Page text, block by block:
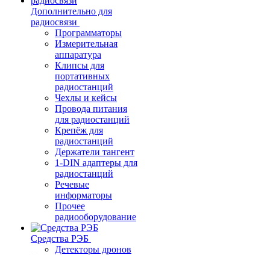
Дополнительно для
радиосвязи
Программаторы
Измерительная
аппаратура
Клипсы для
портативных
радиостанций
Чехлы и кейсы
Провода питания
для радиостанций
Крепёж для
радиостанций
Держатели тангент
1-DIN адаптеры для
радиостанций
Речевые
информаторы
Прочее
радиооборудование
Средства РЭБ
Детекторы дронов